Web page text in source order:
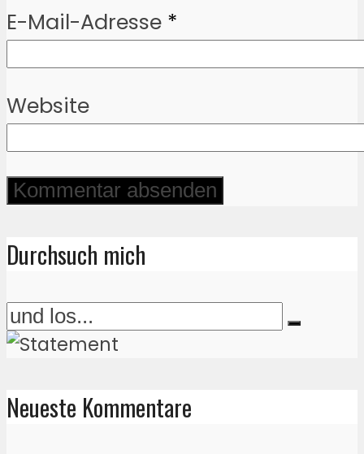
E-Mail-Adresse *
Website
Durchsuch mich
Neueste Kommentare